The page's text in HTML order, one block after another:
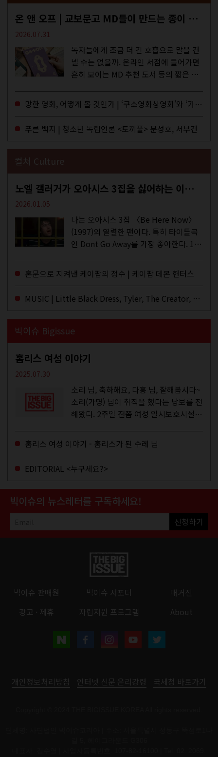
온 앤 오프 | 교보문고 MD들이 만드는 종이 잡지 <어떤>
2026.07.31
독자들에게 조금 더 긴 호흡으로 말을 건
넬 수는 없을까. 온라인 서점에 들어가면
흔히 보이는 MD 추천 도서 등의 짧은 문
MD들의 고민 끝에 세상 밖으로 나온 종
이 잡지 어떤(otton). 지난해 12월...
망한 영화, 어떻게 볼 것인가 | ‘쿠소영화상영회’와 ‘가자미’의 이야기
푸른 백지 | 청소년 독립언론 <토끼풀> 문성호, 서부건
컬쳐 Culture
노엘 갤러거가 오아시스 3집을 싫어하는 이유 | DEFINITELY MAYBE, AGAIN
2026.01.05
나는 오아시스 3집 〈Be Here Now〉
(1997)의 열렬한 팬이다. 특히 타이틀곡
인 Dont Go Away를 가장 좋아한다. 15
이브·데모·부틀렉을 합쳐 3만 번 이상은
듣지 않았나 싶다. 이토록...
혼문으로 지켜낸 케이팝의 정수 | 케이팝 데몬 헌터스
MUSIC | Little Black Dress, Tyler, The Creator, Essie Jain
빅이슈 Bigissue
홈리스 여성 이야기
2025.07.30
소리 님, 축하해요, 다홍 님, 잘해봅시다~
소리(가명) 님이 취직을 했다는 낭보를 전
해왔다. 2주일 전쯤 여성 일시보호시설에
고, 저 오늘이 마지막이에요, 이렇게 인사
를 하고 가셨던...
홈리스 여성 이야기 - 홈리스가 된 수레 님
EDITORIAL <누구세요?>
빅이슈의 뉴스레터를 구독하세요!
신청하기
빅이슈 판매원 빅이슈 서포터
매거진
광고 · 제휴
자립지원 프로그램 About
개인정보처리방침 인터넷 신문 윤리강령 국세청 바로가기